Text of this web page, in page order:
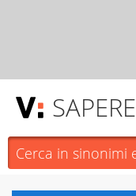
SAPERE